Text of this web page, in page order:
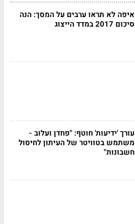
איפה לא תראו ערבים על המסך: הנה
סיכום 2017 במדד הייצוג
עורך 'ידיעות' חוטף: "פחדן ועלוב -
משתמש בטוויטר של העיתון לחיסול
חשבונות"